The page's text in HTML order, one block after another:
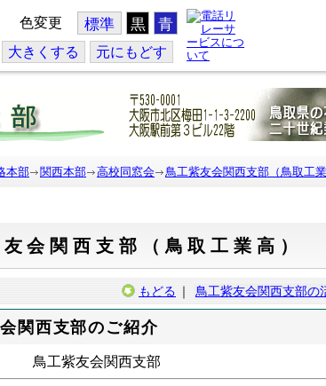
色変更 標準 黒 青
大きくする 元にもどす
本部 関西本部 高校同窓会 鳥工紫友会関西支部（鳥取工業
会関西支部（鳥取工業高）
もどる ｜ 鳥工紫友会関西支部の
関西支部のご紹介
工紫友会関西支部